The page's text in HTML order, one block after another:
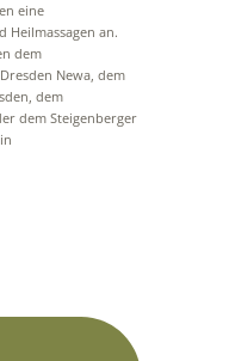
eine
Heilmassagen an.
dem
Newa, dem
dem
dem Steigenberger